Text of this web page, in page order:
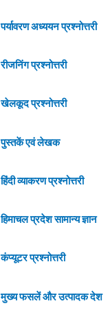
पर्यावरण अध्ययन प्रश्नोत्तरी
रीजनिंग प्रश्नोत्तरी
खेलकूद प्रश्नोत्तरी
पुस्तकें एवं लेखक
हिंदी व्याकरण प्रश्नोत्तरी
हिमाचल प्रदेश सामान्य ज्ञान
कंप्यूटर प्रश्नोत्तरी
मुख्य फसलें और उत्पादक देश